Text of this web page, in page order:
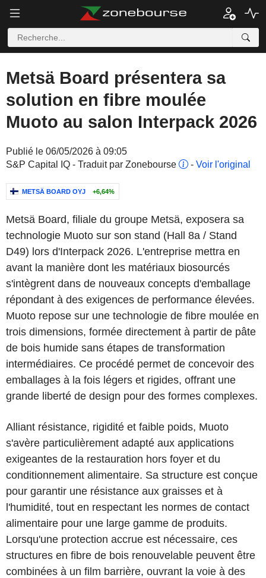
Metsä Board présentera sa
solution en fibre moulée
Muoto au salon Interpack 2026
Publié le 06/05/2026 à 09:05
S&P Capital IQ - Traduit par Zonebourse
- Voir l'original
METSÄ BOARD OYJ +6,64%
Metsä Board, filiale du groupe Metsä, exposera sa
technologie Muoto sur son stand (Hall 8a / Stand
D49) lors d'Interpack 2026. L'entreprise mettra en
avant la manière dont les matériaux biosourcés
s'intègrent dans de nouveaux concepts d'emballage
répondant à des exigences de performance élevées.
Muoto repose sur une technologie de fibre moulée en
trois dimensions, formée directement à partir de pâte
de bois humide sans étapes de transformation
intermédiaires. Ce procédé permet de concevoir des
emballages à la fois légers et rigides, offrant une
grande liberté de design pour des formes complexes.
Alliant résistance, rigidité et faible poids, Muoto
s'avère particulièrement adapté aux applications
exigeantes de la restauration hors foyer et du
conditionnement alimentaire. Sa structure est conçue
pour garantir une résistance aux graisses et à
l'humidité, tout en respectant les normes de contact
alimentaire pour une large gamme de produits.
Lorsqu'une protection accrue est nécessaire, ces
structures en fibre de bois renouvelable peuvent être
combinées à un film barrière, ouvrant la voie à des